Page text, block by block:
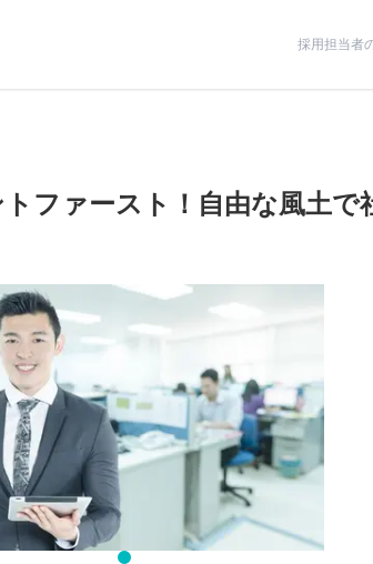
採用担当者
トファースト！自由な風土